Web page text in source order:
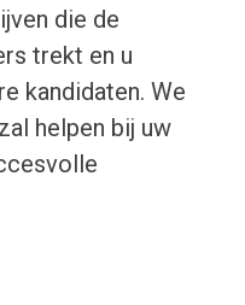
die de
trekt en u
kandidaten. We
helpen bij uw